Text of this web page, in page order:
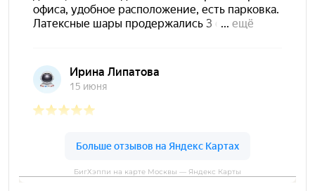
БигХэппи на карте Москвы — Яндекс Карты